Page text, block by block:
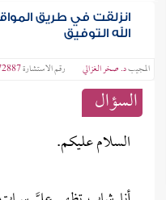
انزلقت في طريق
الله التوفيق
المجيبد. صخر الغزالي رقم الاستشارة
السؤال
السلام عليكم.